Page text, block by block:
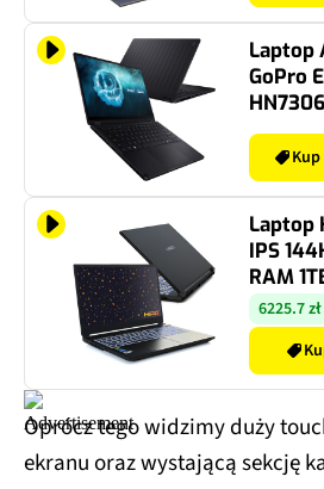
Laptop
GoPro
OLED
RAM
Laptop
IPS
RAM
6225.7 zł
Oprócz tego widzimy duży
ekranu oraz wystającą sekcję